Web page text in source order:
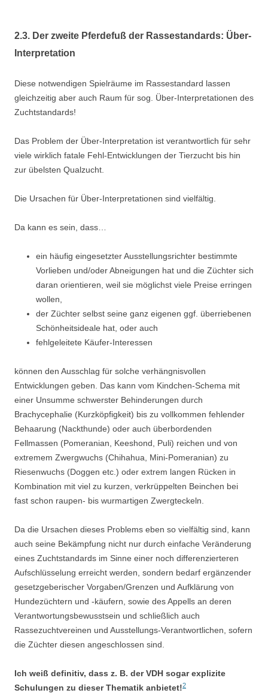
2.3. Der zweite Pferdefuß der Rassestandards: Über-
Interpretation
Diese notwendigen Spielräume im Rassestandard lassen
gleichzeitig aber auch Raum für sog. Über-Interpretationen des
Zuchtstandards!
Das Problem der Über-Interpretation ist verantwortlich für sehr
viele wirklich fatale Fehl-Entwicklungen der Tierzucht bis hin
zur übelsten Qualzucht.
Die Ursachen für Über-Interpretationen sind vielfältig.
Da kann es sein, dass…
ein häufig eingesetzter Ausstellungsrichter bestimmte
Vorlieben und/oder Abneigungen hat und die Züchter sich
daran orientieren, weil sie möglichst viele Preise erringen
wollen,
der Züchter selbst seine ganz eigenen ggf. überriebenen
Schönheitsideale hat, oder auch
fehlgeleitete Käufer-Interessen
können den Ausschlag für solche verhängnisvollen
Entwicklungen geben. Das kann vom Kindchen-Schema mit
einer Unsumme schwerster Behinderungen durch
Brachycephalie (Kurzköpfigkeit) bis zu vollkommen fehlender
Behaarung (Nackthunde) oder auch überbordenden
Fellmassen (Pomeranian, Keeshond, Puli) reichen und von
extremem Zwergwuchs (Chihahua, Mini-Pomeranian) zu
Riesenwuchs (Doggen etc.) oder extrem langen Rücken in
Kombination mit viel zu kurzen, verkrüppelten Beinchen bei
fast schon raupen- bis wurmartigen Zwergteckeln.
Da die Ursachen dieses Problems eben so vielfältig sind, kann
auch seine Bekämpfung nicht nur durch einfache Veränderung
eines Zuchtstandards im Sinne einer noch differenzierteren
Aufschlüsselung erreicht werden, sondern bedarf ergänzender
gesetzgeberischer Vorgaben/Grenzen und Aufklärung von
Hundezüchtern und -käufern, sowie des Appells an deren
Verantwortungsbewusstsein und schließlich auch
Rassezuchtvereinen und Ausstellungs-Verantwortlichen, sofern
die Züchter diesen angeschlossen sind.
Ich weiß definitiv, dass z. B. der VDH sogar explizite
Schulungen zu dieser Thematik anbietet!2